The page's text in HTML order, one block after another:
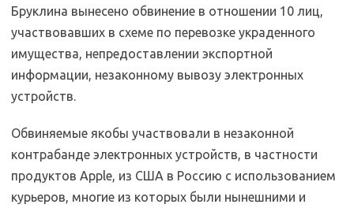
Бруклина вынесено обвинение в отношении 10 лиц,
участвовавших в схеме по перевозке украденного
имущества, непредоставлении экспортной
информации, незаконному вывозу электронных
устройств.
Обвиняемые якобы участвовали в незаконной
контрабанде электронных устройств, в частности
продуктов Apple, из США в Россию с использованием
курьеров, многие из которых были нынешними и